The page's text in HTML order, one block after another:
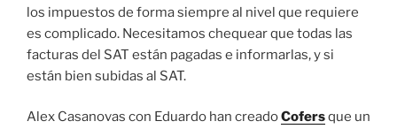
los impuestos de forma siempre al nivel que requiere
es complicado. Necesitamos chequear que todas las
facturas del SAT están pagadas e informarlas, y si
están bien subidas al SAT.
Alex Casanovas con Eduardo han creadoCofersque un